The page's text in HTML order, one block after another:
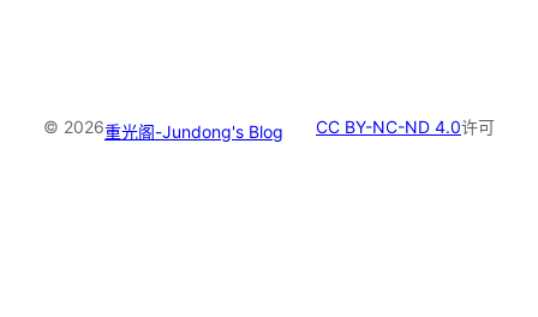
© 2026重光阁-Jundong's Blog CC BY-NC-ND 4.0许可